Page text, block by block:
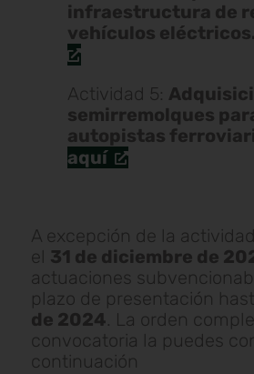
infraestructura de
vehículos eléctricos.
Actividad 5:
semirremolques
autopistas
aquí
A excepción de la
el 31 de diciembre de
actuaciones
plazo de presentación
de 2024. La orden
convocatoria la puedes
continuación